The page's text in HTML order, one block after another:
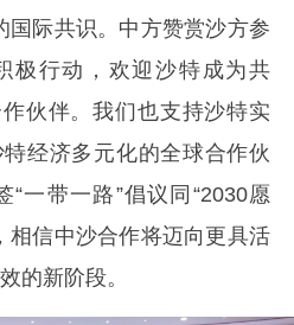
国际共识。中方赞赏沙方参
极行动，欢迎沙特成为共
伙伴。我们也支持沙特实
特经济多元化的全球合作伙
一带一路”倡议同“2030愿
相信中沙合作将迈向更具活
的新阶段。